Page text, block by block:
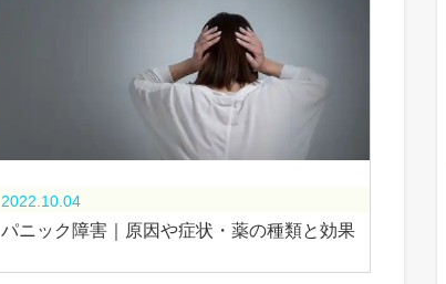
2022.10.04
パニック障害｜原因や症状・薬の種類と効果